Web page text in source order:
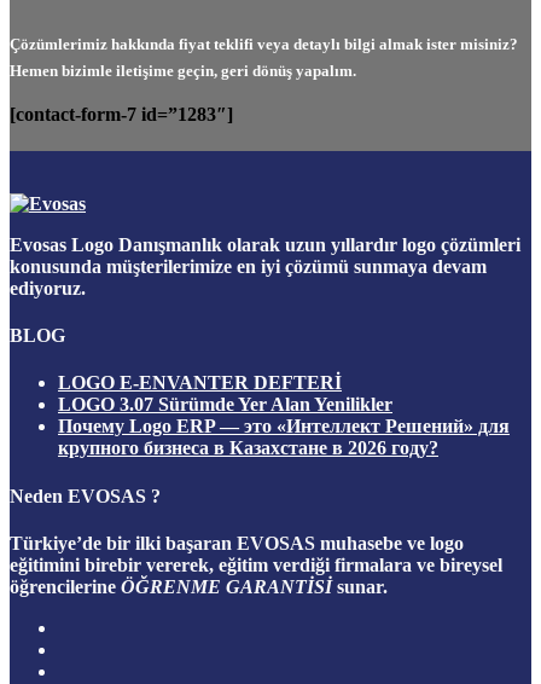
Çözümlerimiz hakkında fiyat teklifi veya detaylı bilgi almak ister misiniz?
Hemen bizimle iletişime geçin, geri dönüş yapalım.
[contact-form-7 id=”1283″]
Evosas Logo Danışmanlık olarak uzun yıllardır logo çözümleri
konusunda müşterilerimize en iyi çözümü sunmaya devam
ediyoruz.
BLOG
LOGO E-ENVANTER DEFTERİ
LOGO 3.07 Sürümde Yer Alan Yenilikler
Почему Logo ERP — это «Интеллект Решений» для
крупного бизнеса в Казахстане в 2026 году?
Neden EVOSAS ?
Türkiye’de bir ilki başaran EVOSAS muhasebe ve logo
eğitimini birebir vererek, eğitim verdiği firmalara ve bireysel
öğrencilerine ÖĞRENME GARANTİSİsunar.